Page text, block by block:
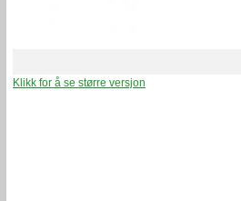
Klikk for å se større versjon